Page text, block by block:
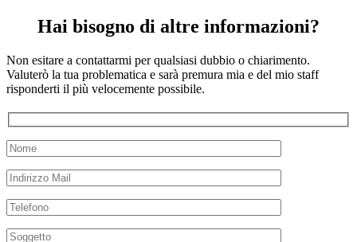
Hai bisogno di altre informazioni?
Non esitare a contattarmi per qualsiasi dubbio o chiarimento.
Valuterò la tua problematica e sarà premura mia e del mio staff
risponderti il più velocemente possibile.